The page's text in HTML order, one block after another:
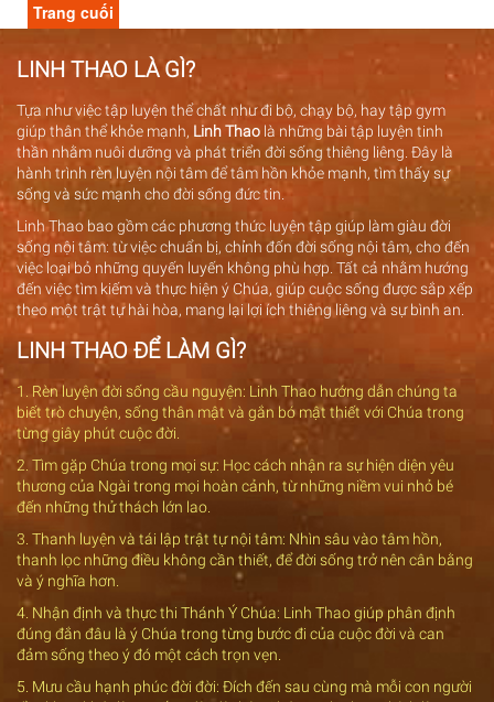
Trang cuối
LINH THAO LÀ GÌ?
Tựa như việc tập luyện thể chất như đi bộ, chạy bộ, hay tập gym
giúp thân thể khỏe mạnh, Linh Thao là những bài tập luyện tinh
thần nhằm nuôi dưỡng và phát triển đời sống thiêng liêng. Đây là
hành trình rèn luyện nội tâm để tâm hồn khỏe mạnh, tìm thấy sự
sống và sức mạnh cho đời sống đức tin.
Linh Thao bao gồm các phương thức luyện tập giúp làm giàu đời
sống nội tâm: từ việc chuẩn bị, chỉnh đốn đời sống nội tâm, cho đến
việc loại bỏ những quyến luyến không phù hợp. Tất cả nhằm hướng
đến việc tìm kiếm và thực hiện ý Chúa, giúp cuộc sống được sắp xếp
theo một trật tự hài hòa, mang lại lợi ích thiêng liêng và sự bình an.
LINH THAO ĐỂ LÀM GÌ?
1. Rèn luyện đời sống cầu nguyện: Linh Thao hướng dẫn chúng ta
biết trò chuyện, sống thân mật và gắn bó mật thiết với Chúa trong
từng giây phút cuộc đời.
2. Tìm gặp Chúa trong mọi sự: Học cách nhận ra sự hiện diện yêu
thương của Ngài trong mọi hoàn cảnh, từ những niềm vui nhỏ bé
đến những thử thách lớn lao.
3. Thanh luyện và tái lập trật tự nội tâm: Nhìn sâu vào tâm hồn,
thanh lọc những điều không cần thiết, để đời sống trở nên cân bằng
và ý nghĩa hơn.
4. Nhận định và thực thi Thánh Ý Chúa: Linh Thao giúp phân định
đúng đắn đâu là ý Chúa trong từng bước đi của cuộc đời và can
đảm sống theo ý đó một cách trọn vẹn.
5. Mưu cầu hạnh phúc đời đời: Đích đến sau cùng mà mỗi con người